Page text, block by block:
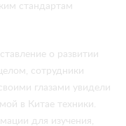
стандартам
о развитии
сотрудники
глазами увидели
в Китае техники.
для изучения,